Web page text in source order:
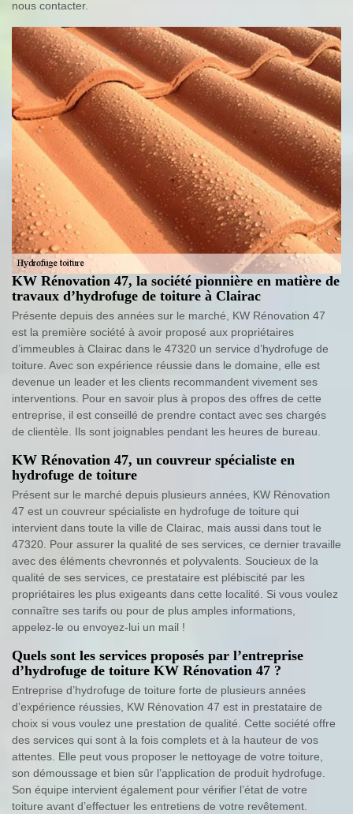
nous contacter.
KW Rénovation 47, la société pionnière en matière de
travaux d’hydrofuge de toiture à Clairac
Présente depuis des années sur le marché, KW Rénovation 47
est la première société à avoir proposé aux propriétaires
d’immeubles à Clairac dans le 47320 un service d’hydrofuge de
toiture. Avec son expérience réussie dans le domaine, elle est
devenue un leader et les clients recommandent vivement ses
interventions. Pour en savoir plus à propos des offres de cette
entreprise, il est conseillé de prendre contact avec ses chargés
de clientèle. Ils sont joignables pendant les heures de bureau.
KW Rénovation 47, un couvreur spécialiste en
hydrofuge de toiture
Présent sur le marché depuis plusieurs années, KW Rénovation
47 est un couvreur spécialiste en hydrofuge de toiture qui
intervient dans toute la ville de Clairac, mais aussi dans tout le
47320. Pour assurer la qualité de ses services, ce dernier travaille
avec des éléments chevronnés et polyvalents. Soucieux de la
qualité de ses services, ce prestataire est plébiscité par les
propriétaires les plus exigeants dans cette localité. Si vous voulez
connaître ses tarifs ou pour de plus amples informations,
appelez-le ou envoyez-lui un mail !
Quels sont les services proposés par l’entreprise
d’hydrofuge de toiture KW Rénovation 47 ?
Entreprise d’hydrofuge de toiture forte de plusieurs années
d’expérience réussies, KW Rénovation 47 est in prestataire de
choix si vous voulez une prestation de qualité. Cette société offre
des services qui sont à la fois complets et à la hauteur de vos
attentes. Elle peut vous proposer le nettoyage de votre toiture,
son démoussage et bien sûr l’application de produit hydrofuge.
Son équipe intervient également pour vérifier l’état de votre
toiture avant d’effectuer les entretiens de votre revêtement.